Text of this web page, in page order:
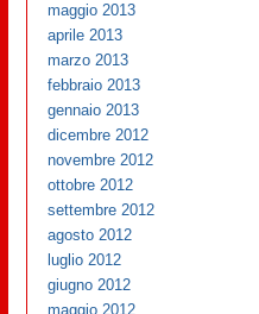
maggio 2013
aprile 2013
marzo 2013
febbraio 2013
gennaio 2013
dicembre 2012
novembre 2012
ottobre 2012
settembre 2012
agosto 2012
luglio 2012
giugno 2012
maggio 2012